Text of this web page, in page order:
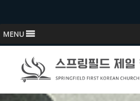
MENU
스프링필드 제일한
Springfield First Korean Church